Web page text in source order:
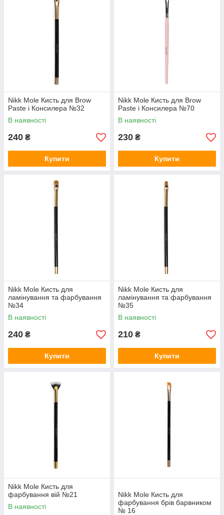
Nikk Mole Кисть для Brow
Paste і Консилера №32
В наявності
240 ₴
Купити
Nikk Mole Кисть для Brow
Paste і Консилера №70
В наявності
230 ₴
Купити
Nikk Mole Кисть для
ламінування та фарбування
№34
В наявності
240 ₴
Купити
Nikk Mole Кисть для
ламінування та фарбування
№35
В наявності
210 ₴
Купити
Nikk Mole Кисть для
фарбування вій №21
В наявності
Nikk Mole Кисть для
фарбування брів барвником
№ 16